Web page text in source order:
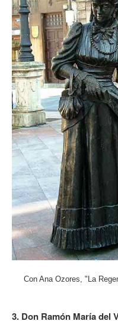
Con Ana Ozores, "La
3. Don Ramón María del